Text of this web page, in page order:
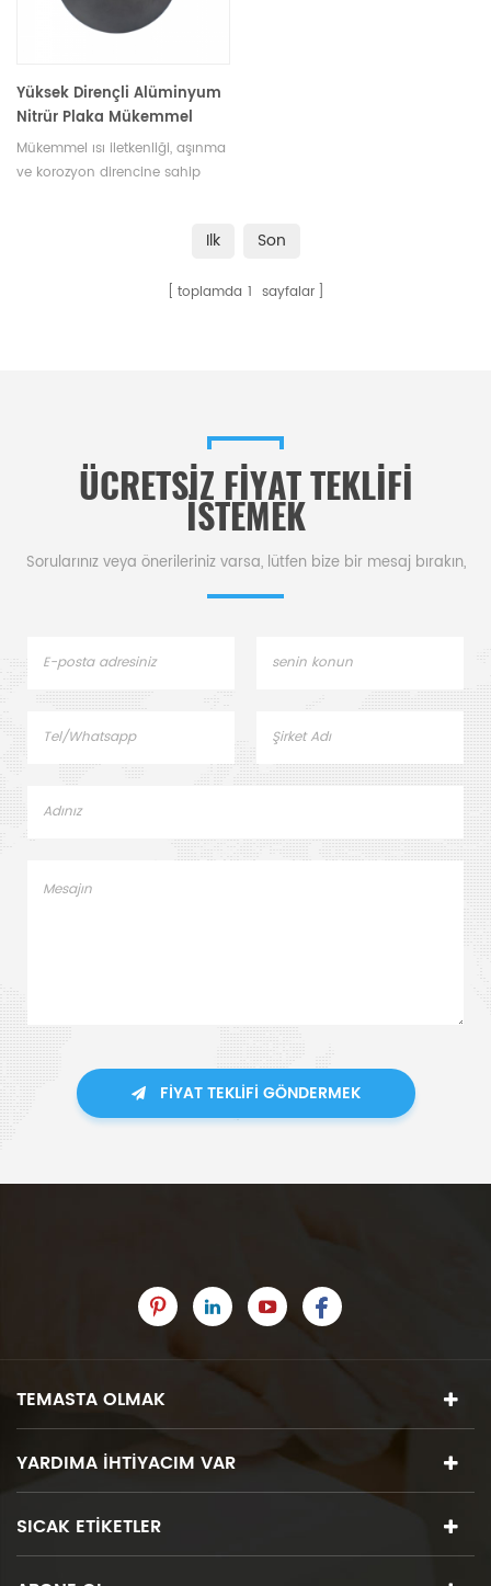
Yüksek Dirençli Alüminyum
Nitrür Plaka Mükemmel
Yalıtım ve Isı İletkenliği
Mükemmel ısı iletkenliği, aşınma
ve korozyon direncine sahip
Ilk Son
toplamda 1 sayfalar
ÜCRETSIZ FIYAT TEKLIFI
ISTEMEK
Sorularınız veya önerileriniz varsa, lütfen bize bir mesaj bırakın,
FIYAT TEKLIFI GÖNDERMEK
TEMASTA OLMAK
YARDIMA IHTIYACIM VAR
SICAK ETIKETLER